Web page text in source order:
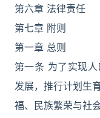
第六章 法律责任
第七章 附则
第一章 总则
第一条 为了实现
发展，推行计划生
福、民族繁荣与社